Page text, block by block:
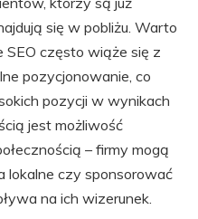
się w pobliżu. Warto
SEO często wiąże się z
pozycjonowanie, co
pozycji w wynikach
jest możliwość
– firmy mogą
lokalne czy sponsorować
na ich wizerunek.